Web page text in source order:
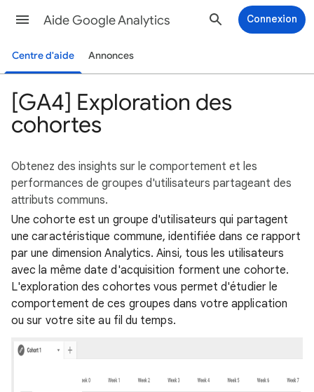
Aide Google Analytics Connexion
Centre d'aide Annonces
[GA4] Exploration des
cohortes
Obtenez des insights sur le comportement et les
performances de groupes d'utilisateurs partageant des
attributs communs.
Une cohorte est un groupe d'utilisateurs qui partagent
une caractéristique commune, identifiée dans ce rapport
par une dimension Analytics. Ainsi, tous les utilisateurs
avec la même date d'acquisition forment une cohorte.
L'exploration des cohortes vous permet d'étudier le
comportement de ces groupes dans votre application
ou sur votre site au fil du temps.